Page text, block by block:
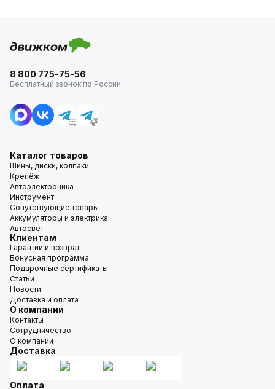
8 800 775-75-56
Бесплатный звонок по России
Каталог товаров
Шины, диски, колпаки
Крепёж
Автоэлектроника
Инструмент
Сопутствующие товары
Аккумуляторы и электрика
Автосвет
Клиентам
Гарантии и возврат
Бонусная программа
Подарочные сертификаты
Статьи
Новости
Доставка и оплата
О компании
Контакты
Сотрудничество
О компании
Доставка
Оплата